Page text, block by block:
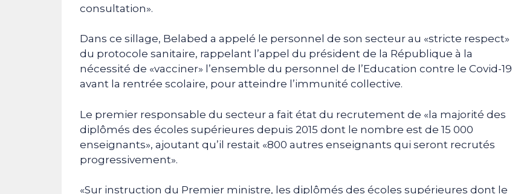
consultation».
Dans ce sillage, Belabed a appelé le personnel de son secteur au «stricte respect»
du protocole sanitaire, rappelant l’appel du président de la République à la
nécessité de «vacciner» l’ensemble du personnel de l’Education contre le Covid-19
avant la rentrée scolaire, pour atteindre l’immunité collective.
Le premier responsable du secteur a fait état du recrutement de «la majorité des
diplômés des écoles supérieures depuis 2015 dont le nombre est de 15 000
enseignants», ajoutant qu’il restait «800 autres enseignants qui seront recrutés
progressivement».
«Sur instruction du Premier ministre, les diplômés des écoles supérieures dont le